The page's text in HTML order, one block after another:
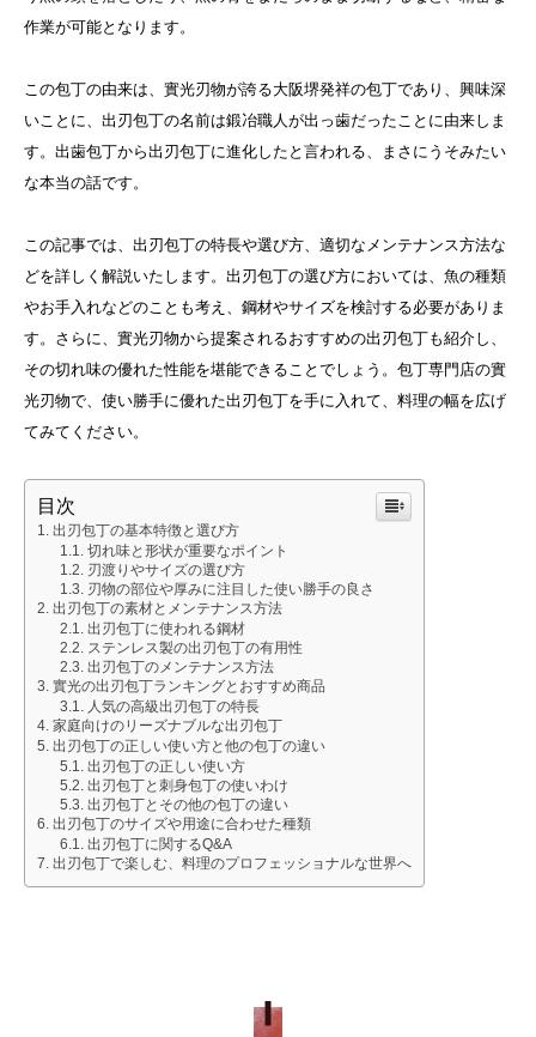
作業が可能となります。
この包丁の由来は、實光刃物が誇る大阪堺発祥の包丁であり、興味深
いことに、出刃包丁の名前は鍛冶職人が出っ歯だったことに由来しま
す。出歯包丁から出刃包丁に進化したと言われる、まさにうそみたい
な本当の話です。
この記事では、出刃包丁の特長や選び方、適切なメンテナンス方法な
どを詳しく解説いたします。出刃包丁の選び方においては、魚の種類
やお手入れなどのことも考え、鋼材やサイズを検討する必要がありま
す。さらに、實光刃物から提案されるおすすめの出刃包丁も紹介し、
その切れ味の優れた性能を堪能できることでしょう。包丁専門店の實
光刃物で、使い勝手に優れた出刃包丁を手に入れて、料理の幅を広げ
てみてください。
目次
出刃包丁の基本特徴と選び方
切れ味と形状が重要なポイント
刃渡りやサイズの選び方
刃物の部位や厚みに注目した使い勝手の良さ
出刃包丁の素材とメンテナンス方法
出刃包丁に使われる鋼材
ステンレス製の出刃包丁の有用性
出刃包丁のメンテナンス方法
實光の出刃包丁ランキングとおすすめ商品
人気の高級出刃包丁の特長
家庭向けのリーズナブルな出刃包丁
出刃包丁の正しい使い方と他の包丁の違い
出刃包丁の正しい使い方
出刃包丁と刺身包丁の使いわけ
出刃包丁とその他の包丁の違い
出刃包丁のサイズや用途に合わせた種類
出刃包丁に関するQ&A
出刃包丁で楽しむ、料理のプロフェッショナルな世界へ